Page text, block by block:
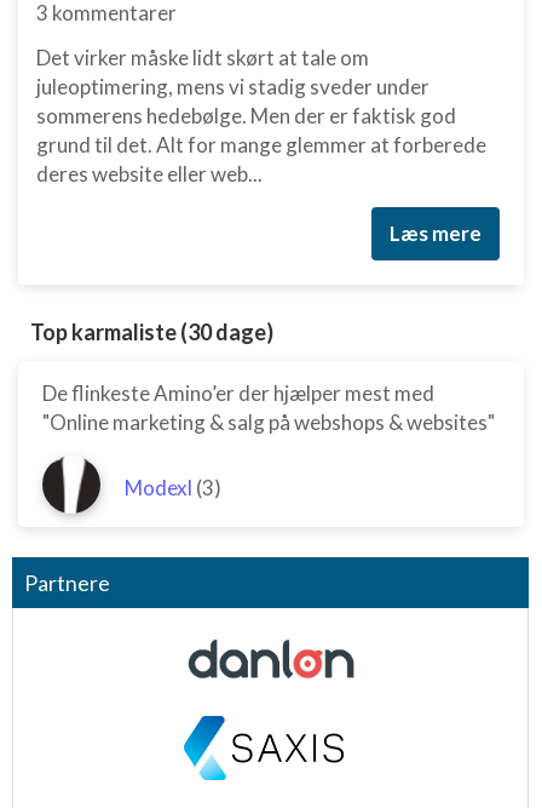
3 kommentarer
Det virker måske lidt skørt at tale om
juleoptimering, mens vi stadig sveder under
sommerens hedebølge. Men der er faktisk god
grund til det. Alt for mange glemmer at forberede
deres website eller web...
Læs mere
Top karmaliste (30 dage)
De flinkeste Amino’er der hjælper mest med
"Online marketing & salg på webshops & websites"
Modexl (3)
Partnere